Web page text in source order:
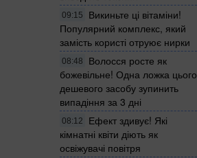
09:15
Викиньте ці вітаміни!
Популярний комплекс, який
замість користі отруює нирки
08:48
Волосся росте як
божевільне! Одна ложка цього
дешевого засобу зупинить
випадіння за 3 дні
08:12
Ефект здивує! Які
кімнатні квіти діють як
освіжувачі повітря